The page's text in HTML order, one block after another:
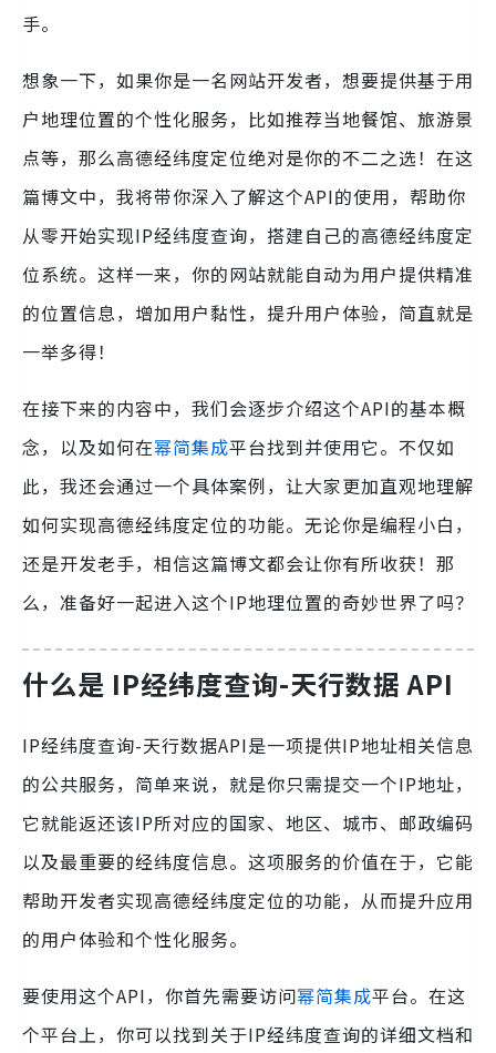
手。
想象一下，如果你是一名网站开发者，想要提供基于用
户地理位置的个性化服务，比如推荐当地餐馆、旅游景
点等，那么高德经纬度定位绝对是你的不二之选！在这
篇博文中，我将带你深入了解这个API的使用，帮助你
从零开始实现IP经纬度查询，搭建自己的高德经纬度定
位系统。这样一来，你的网站就能自动为用户提供精准
的位置信息，增加用户黏性，提升用户体验，简直就是
一举多得！
在接下来的内容中，我们会逐步介绍这个API的基本概
念，以及如何在幂简集成平台找到并使用它。不仅如
此，我还会通过一个具体案例，让大家更加直观地理解
如何实现高德经纬度定位的功能。无论你是编程小白，
还是开发老手，相信这篇博文都会让你有所收获！那
么，准备好一起进入这个IP地理位置的奇妙世界了吗？
什么是 IP经纬度查询-天行数据 API
IP经纬度查询-天行数据API是一项提供IP地址相关信息
的公共服务，简单来说，就是你只需提交一个IP地址，
它就能返还该IP所对应的国家、地区、城市、邮政编码
以及最重要的经纬度信息。这项服务的价值在于，它能
帮助开发者实现高德经纬度定位的功能，从而提升应用
的用户体验和个性化服务。
要使用这个API，你首先需要访问幂简集成平台。在这
个平台上，你可以找到关于IP经纬度查询的详细文档和